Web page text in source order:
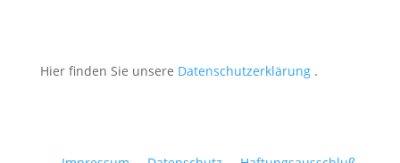
Hier finden Sie unsere Datenschutzerklärung.